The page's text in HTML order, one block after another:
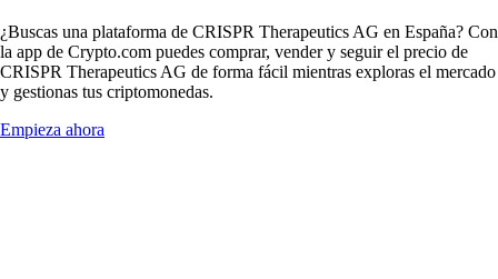
¿Buscas una plataforma de CRISPR Therapeutics AG en España? Con
la app de Crypto.com puedes comprar, vender y seguir el precio de
CRISPR Therapeutics AG de forma fácil mientras exploras el mercado
y gestionas tus criptomonedas.
Empieza ahora